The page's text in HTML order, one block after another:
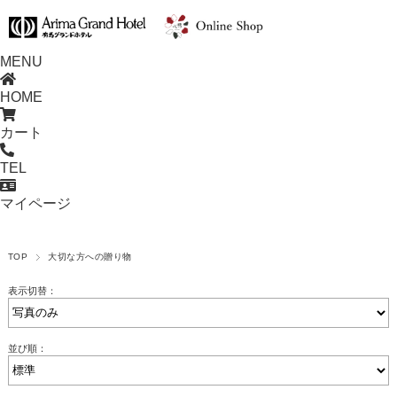
MENU
HOME
カート
TEL
マイページ
TOP 大切な方への贈り物
表示切替：
並び順：